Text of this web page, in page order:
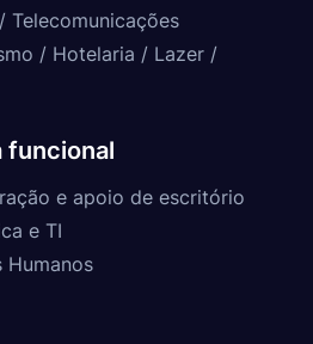
Telecomunicações
/ Hotelaria / Lazer /
funcional
e apoio de escritório
e TI
Humanos